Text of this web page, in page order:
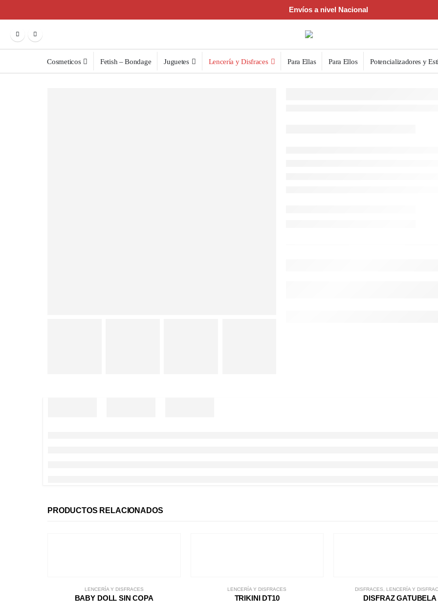
Envíos a nivel Nacional
Cosmeticos Fetish – Bondage Juguetes Lencería y Disfraces Para Ellas Para Ellos Potencializadores y
PRODUCTOS RELACIONADOS
LENCERÍA Y DISFRACES
BABY DOLL SIN COPA
LENCERÍA Y DISFRACES
TRIKINI DT10
DISFRACES LENCERÍA Y
DISFRAZ GATUBELA